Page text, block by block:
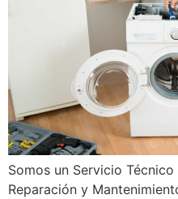
Somos un Servicio
Reparación y